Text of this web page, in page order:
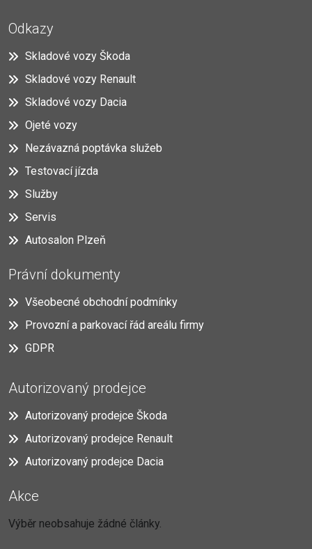
Odkazy
Skladové vozy Škoda
Skladové vozy Renault
Skladové vozy Dacia
Ojeté vozy
Nezávazná poptávka služeb
Testovací jízda
Služby
Servis
Autosalon Plzeň
Právní dokumenty
Všeobecné obchodní podmínky
Provozní a parkovací řád areálu firmy
GDPR
Autorizovaný prodejce
Autorizovaný prodejce Škoda
Autorizovaný prodejce Renault
Autorizovaný prodejce Dacia
Akce
Výběr neobsahuje žádné články.